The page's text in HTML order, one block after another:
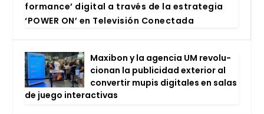
for­man­ce’ digi­tal a tra­vés de la estra­te­gia
‘POWER ON’ en Tele­vi­sión Conec­ta­da
Maxi­bon y la agen­cia UM revo­lu­
cio­nan la publi­ci­dad exte­rior al
con­ver­tir mupis digi­ta­les en salas
de jue­go inter­ac­ti­vas